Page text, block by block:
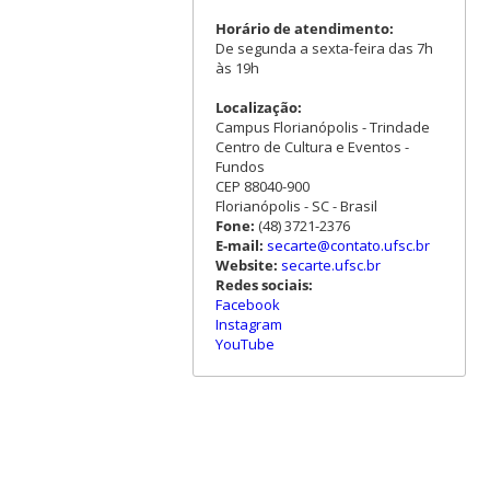
Horário de atendimento:
De segunda a sexta-feira das 7h
às 19h
Localização:
Campus Florianópolis - Trindade
Centro de Cultura e Eventos -
Fundos
CEP 88040-900
Florianópolis - SC - Brasil
Fone: (48) 3721-2376
E-mail: secarte@contato.ufsc.br
Website: secarte.ufsc.br
Redes sociais:
Facebook
Instagram
YouTube